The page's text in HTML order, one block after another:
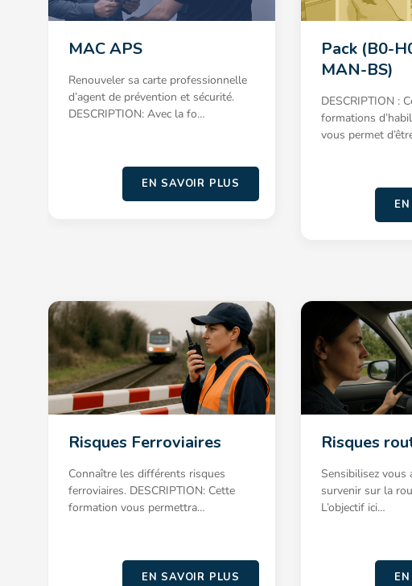
MAC APS
Renouveler sa carte professionnelle
d’agent de prévention et sécurité.
DESCRIPTION: Avec la fo…
EN SAVOIR PLUS
Pack (B0-
MAN-BS)
DESCRIPTION :
formations
vous permet
Risques Ferroviaires
Connaître les différents risques
ferroviaires. DESCRIPTION: Cette
formation vous permettra…
EN SAVOIR PLUS
Risques
Sensibilisez vous
survenir sur la
L’objectif ici…